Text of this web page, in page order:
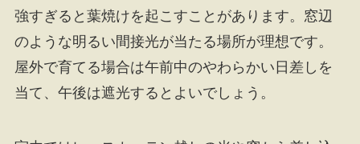
強すぎると葉焼けを起こすことがあります。窓辺
のような明るい間接光が当たる場所が理想です。
屋外で育てる場合は午前中のやわらかい日差しを
当て、午後は遮光するとよいでしょう。